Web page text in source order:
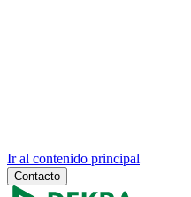
Ir al contenido principal
Contacto